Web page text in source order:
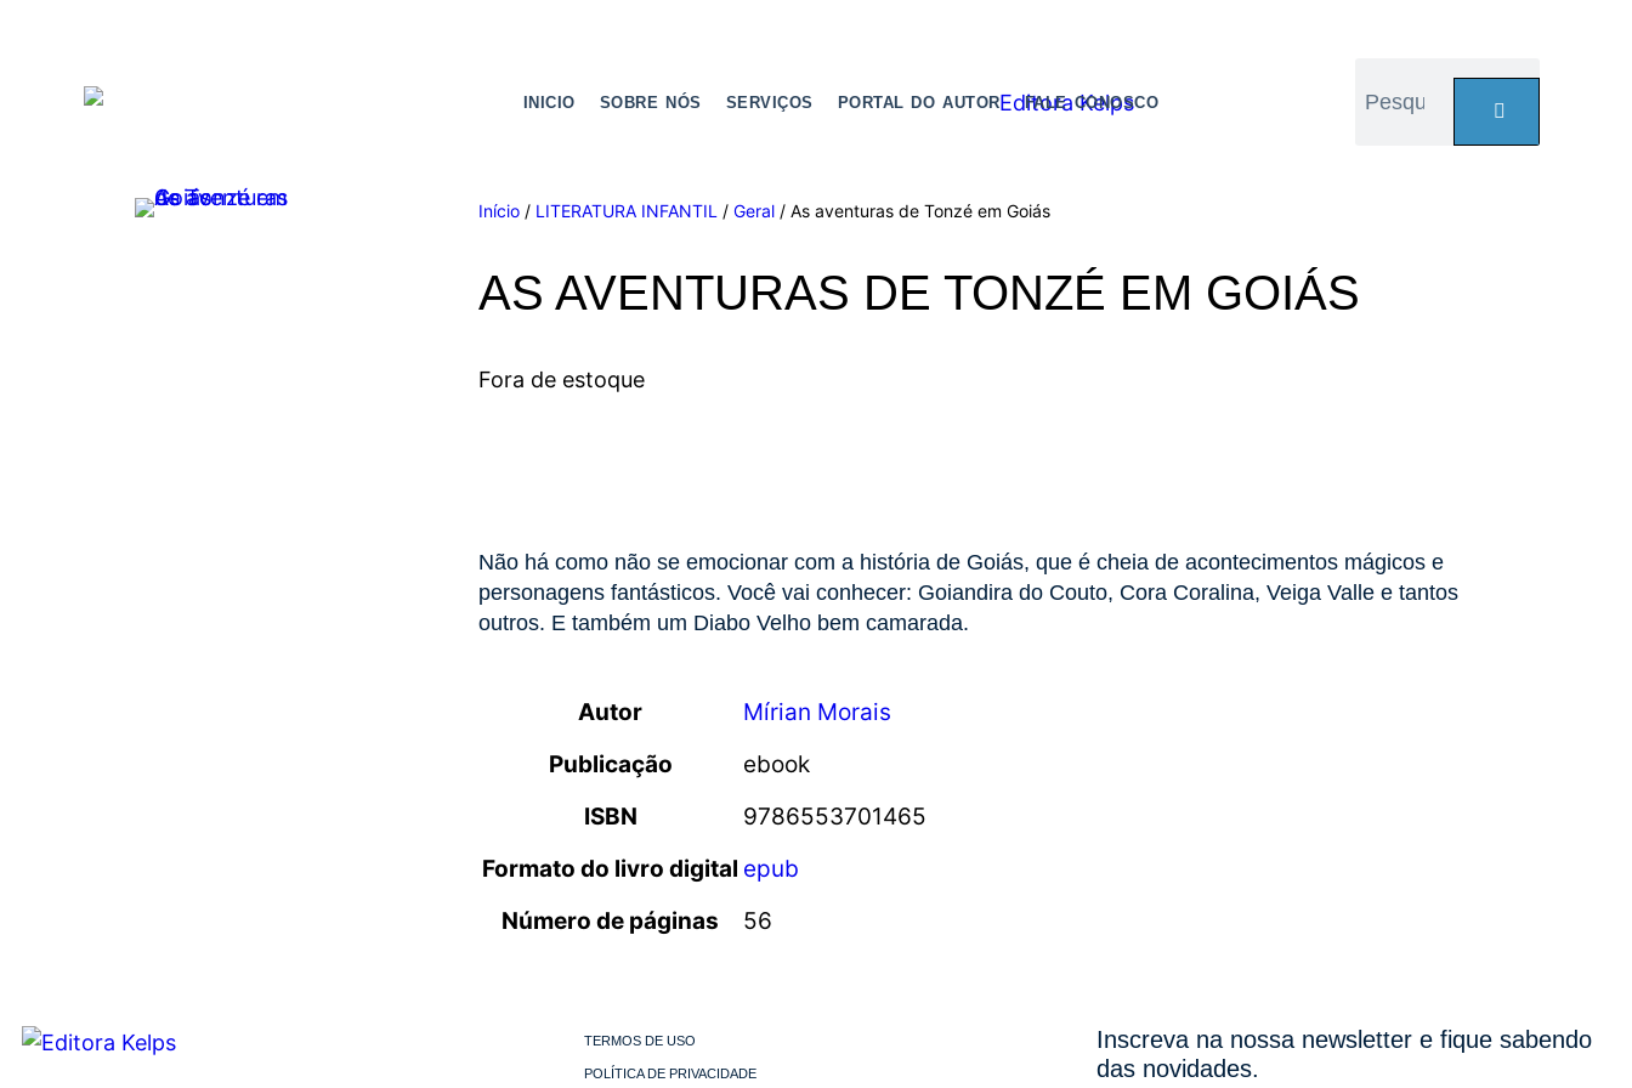
INICIO SOBRE NÓS SERVIÇOS PORTAL DO AUTOR FALE CONOSCO
Início / LITERATURA INFANTIL /Geral / As aventuras de Tonzé em Goiás
AS AVENTURAS DE TONZÉ EM GOIÁS
Fora de estoque
Não há como não se emocionar com a história de Goiás, que é cheia de acontecimentos mágicos e
personagens fantásticos. Você vai conhecer: Goiandira do Couto, Cora Coralina, Veiga Valle e tantos
outros. E também um Diabo Velho bem camarada.
Autor
Mírian Morais
Publicação
ebook
ISBN
9786553701465
Formato do livro digital epub
Número de páginas
56
TERMOS DE USO
POLÍTICA DE PRIVACIDADE
Inscreva na nossa newsletter e fique sabendo
das novidades.